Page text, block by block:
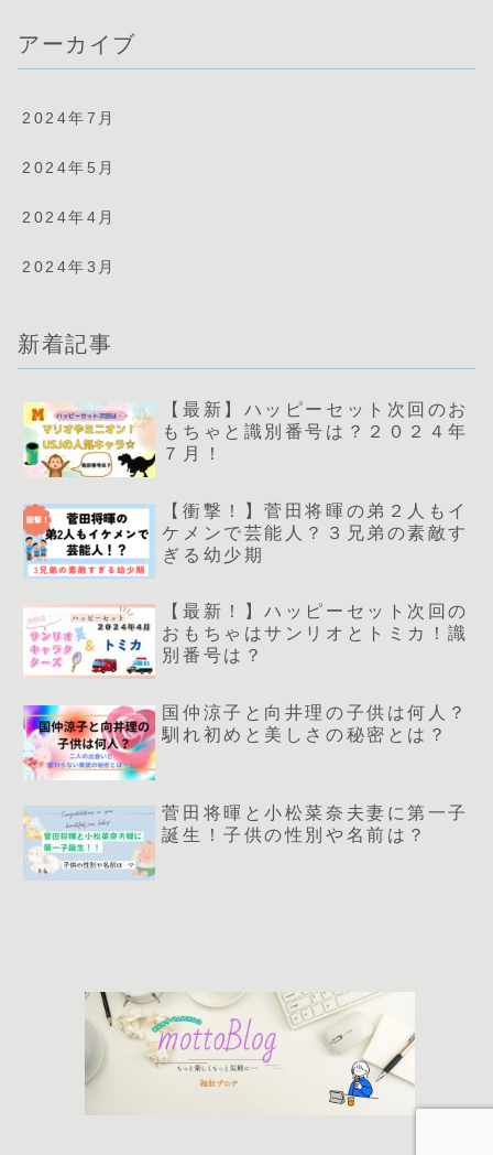
アーカイブ
2024年7月
2024年5月
2024年4月
2024年3月
新着記事
【最新】ハッピーセット次回のお
もちゃと識別番号は？２０２４年
７月！
【衝撃！】菅田将暉の弟２人もイ
ケメンで芸能人？３兄弟の素敵す
ぎる幼少期
【最新！】ハッピーセット次回の
おもちゃはサンリオとトミカ！識
別番号は？
国仲涼子と向井理の子供は何人？
馴れ初めと美しさの秘密とは？
菅田将暉と小松菜奈夫妻に第一子
誕生！子供の性別や名前は？